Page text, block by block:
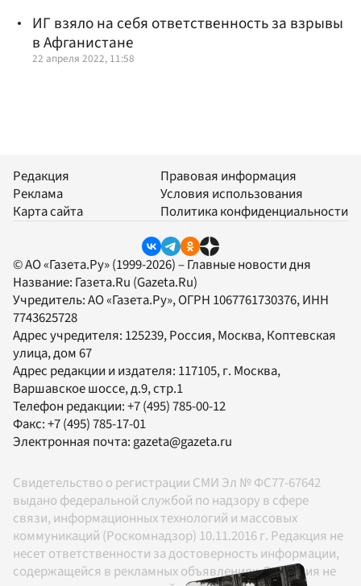
ИГ взяло на себя ответственность за взрывы
в Афганистане
22 апреля 2022, 11:58
Редакция
Реклама
Карта сайта
Правовая информация
Условия использования
Политика конфиденциальности
© АО «Газета.Ру» (1999-2026) – Главные новости дня
Название: Газета.Ru (Gazeta.Ru)
Учредитель:АО «Газета.Ру», ОГРН 1067761730376, ИНН
7743625728
Адрес учредителя: 125239, Россия, Москва, Коптевская
улица, дом 67
Адрес редакции и издателя: 117105, г. Москва,
Варшавское шоссе, д.9, стр.1
Телефон редакции:+7 (495) 785-00-12
Факс:+7 (495) 785-17-01
Электронная почта:gazeta@gazeta.ru
Свидетельство о регистрации СМИ Эл № ФС77-67642
выдано федеральной службой по надзору в сфере
связи, информационных технологий и массовых
коммуникаций (Роскомнадзор) 10.11.2016 г. Редакция не
несет ответственности за достоверность информации,
содержащейся в рекламных объявлениях. Редакция не